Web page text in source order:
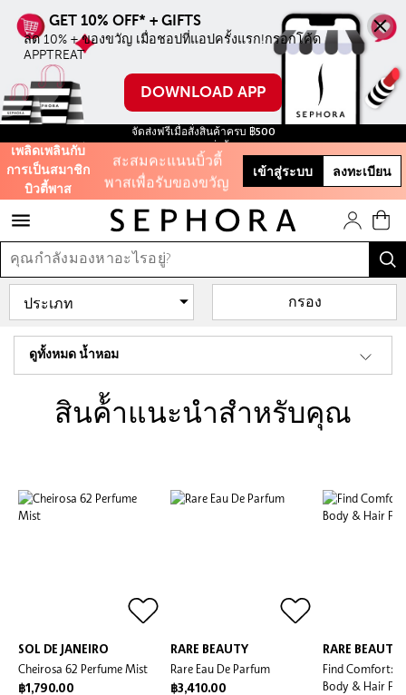
ลด 10% + ของขวัญ เมื่อชอปที่แอปครั้งแรก!กรอกโค้ด
APPTREAT
DOWNLOAD APP
จัดส่งฟรีเมื่อสั่งสินค้าครบ ฿500
ฟรี สินค้าขนาดทดลอง ทุกการสั่งซื้อ จนกว่าสินค้าจะหมด!
เพลิดเพลินกับ
การเป็นสมาชิก
บิวตี้พาส
ลด 10% ทุกชิ้น ไม่มี
ขั้นตำ่ เมื่อชอปบน
ใช้โค้ด WELCOME
สะสมคะแนนบิ้วตี้
พาสเพื่อรับของขวัญ
และส่วนลดต่างๆ
รับฟรี 50 คะแนน เมื่อ
สมัครสมาชิก
และสิทธิะิเศษอีก
เข้าสู่ระบบ ลงทะเบียน
ดูทั้งหมด น้ำหอม
สินค้้าแนะนำสำหรับคุณ
SOL DE JANEIRO
Cheirosa 62 Perfume Mist
฿1,790.00
RARE BEAUTY
Rare Eau De Parfum
฿3,410.00
RARE BEAUTY
Find Comfort:
Body & Hair
กรอง